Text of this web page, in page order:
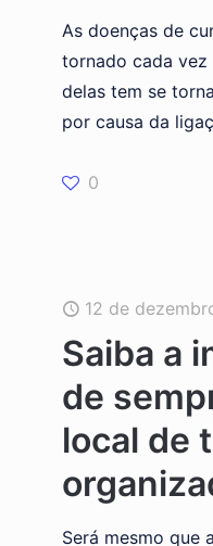
As doenças de
tornado cada vez
delas tem se
por causa da
0
12 de
Saiba a
de
local de
Será mesmo que